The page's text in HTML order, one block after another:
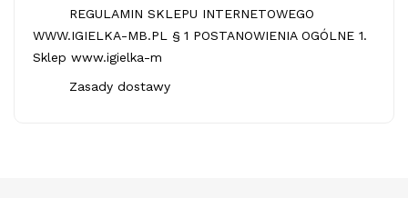
REGULAMIN SKLEPU INTERNETOWEGO
WWW.IGIELKA-MB.PL § 1 POSTANOWIENIA OGÓLNE 1.
Sklep www.igielka-m
Zasady dostawy